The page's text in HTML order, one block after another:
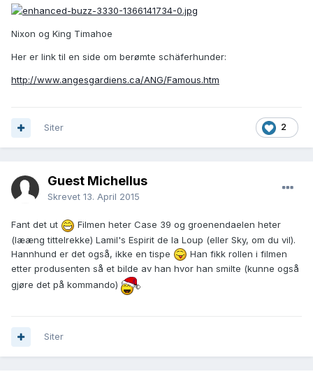
Nixon og King Timahoe
Her er link til en side om berømte schäferhunder:
http://www.angesgardiens.ca/ANG/Famous.htm
2
Siter
Guest Michellus
Skrevet 13. April 2015
Fant det ut
Filmen heter Case 39 og groenendaelen heter
(lææng tittelrekke) Lamil's Espirit de la Loup (eller Sky, om du vil).
Hannhund er det også, ikke en tispe
Han fikk rollen i filmen
etter produsenten så et bilde av han hvor han smilte (kunne også
gjøre det på kommando)
Siter